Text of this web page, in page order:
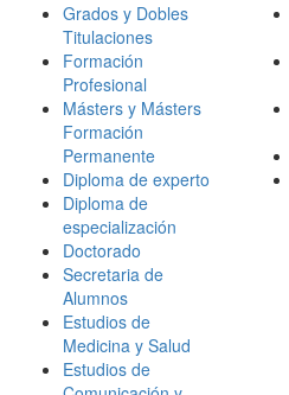
Grados y Dobles
Titulaciones
Formación
Profesional
Másters y Másters
Formación
Permanente
Diploma de experto
Diploma de
especialización
Doctorado
Secretaria de
Alumnos
Estudios de
Medicina y Salud
Estudios de